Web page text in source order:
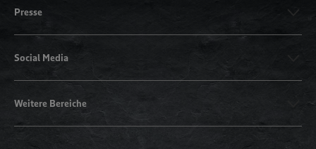
Presse
Social Media
Weitere Bereiche